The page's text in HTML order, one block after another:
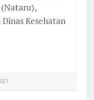
(Nataru),
Kesehatan